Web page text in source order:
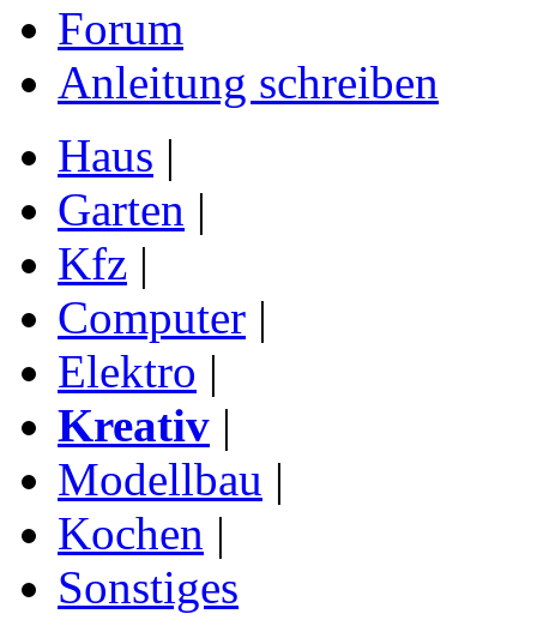
Forum
Anleitung schreiben
Haus |
Garten |
Kfz |
Computer |
Elektro |
Kreativ |
Modellbau |
Kochen |
Sonstiges